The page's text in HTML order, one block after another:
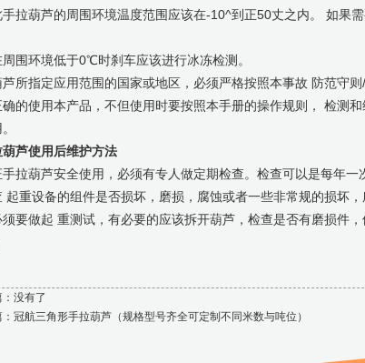
手拉葫芦的周围环境温度范围应该在-10^到正50丈之内。 如果
围环境低于0℃时刹车应该进行冰冻检测。
所指定应用范围的国家或地区，必须严格按照本事故 防范守则/
确的使用本产品，不但使用时要按照本手册的操作规则， 检测
葫芦使用后维护方法
手拉葫芦安全使用，必须有专人做定期检查。检查可以是每年
起重设备的组件是否损坏，磨损，腐蚀或者一些非常规的损坏
须要做起 重测试，有必要的应该拆开葫芦，检查是否有磨损件
没有了
冠航三角形手拉葫芦（规格型号齐全可定制不同米数与吨位）